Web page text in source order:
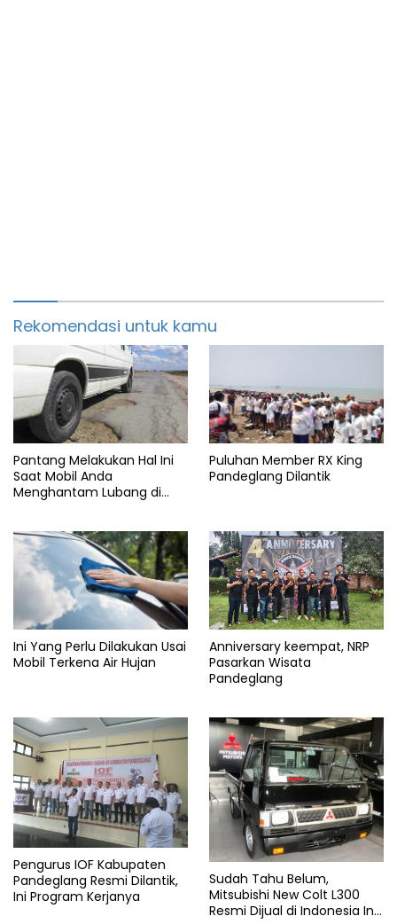
Rekomendasi untuk kamu
Pantang Melakukan Hal Ini
Saat Mobil Anda
Menghantam Lubang di
Puluhan Member RX King
Pandeglang Dilantik
Ini Yang Perlu Dilakukan Usai
Mobil Terkena Air Hujan
Anniversary keempat, NRP
Pasarkan Wisata
Pandeglang
Pengurus IOF Kabupaten
Pandeglang Resmi Dilantik,
Ini Program Kerjanya
Sudah Tahu Belum,
Mitsubishi New Colt L300
Resmi Dijual di Indonesia Ini